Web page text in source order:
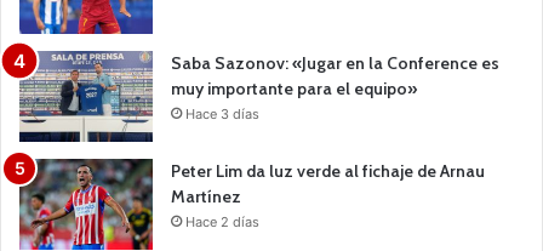
Saba Sazonov: «Jugar en la Conference es
muy importante para el equipo»
Hace 3 días
Peter Lim da luz verde al fichaje de Arnau
Martínez
Hace 2 días